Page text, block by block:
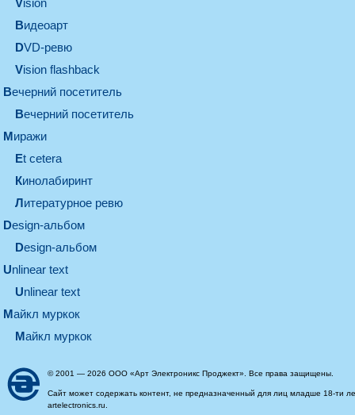
vision
видеоарт
DVD-ревю
Vision flashback
вечерний посетитель
вечерний посетитель
миражи
et cetera
кинолабиринт
литературное ревю
design-альбом
design-альбом
unlinear text
Unlinear text
майкл муркок
майкл муркок
© 2001 — 2026 ООО «Арт Электроникс Проджект». Все права защищены.
Сайт может содержать контент, не предназначенный для лиц младше 18-ти
artelectronics.ru.